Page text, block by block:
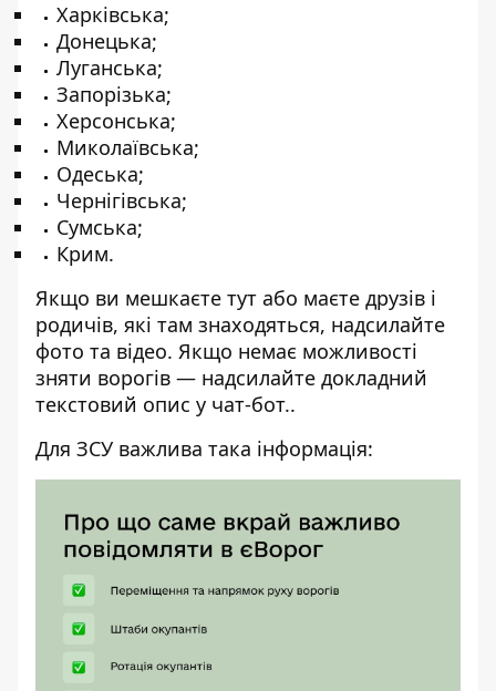
Харківська;
Донецька;
Луганська;
Запорізька;
Херсонська;
Миколаївська;
Одеська;
Чернігівська;
Сумська;
Крим.
Якщо ви мешкаєте тут або маєте друзів і
родичів, які там знаходяться, надсилайте
фото та відео. Якщо немає можливості
зняти ворогів — надсилайте докладний
текстовий опис у чат-бот..
Для ЗСУ важлива така інформація: